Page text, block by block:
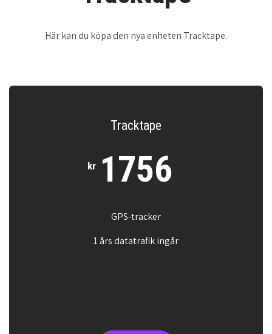
Här kan du köpa den nya enheten Tracktape.
Tracktape
kr 1756
GPS-tracker
1 års datatrafik ingår